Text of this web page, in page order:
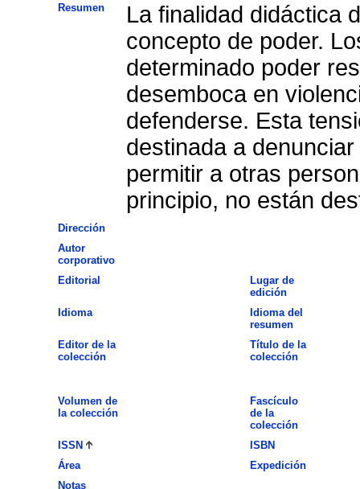
Resumen
La finalidad didáctica
concepto de poder.
determinado poder
desemboca en
defenderse. Esta
destinada a
permitir a otras
principio, no están
Dirección
Autor
corporativo
Editorial
Lugar de
edición
Idioma
Idioma del
resumen
Editor de la
colección
Título de la
colección
Volumen de
la colección
Fascículo
de la
colección
ISSN
ISBN
Área
Expedición
Notas